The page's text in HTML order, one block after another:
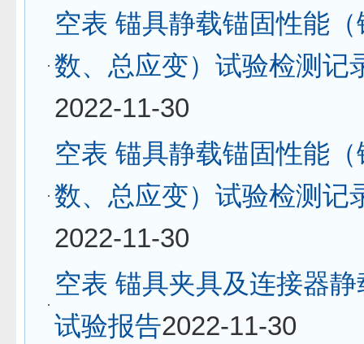
空表 锚具静载锚固性能
数、总应变）试验检测记
2022-11-30
空表 锚具静载锚固性能
数、总应变）试验检测记
2022-11-30
空表 锚具夹具及连接器
试验报告2022-11-30